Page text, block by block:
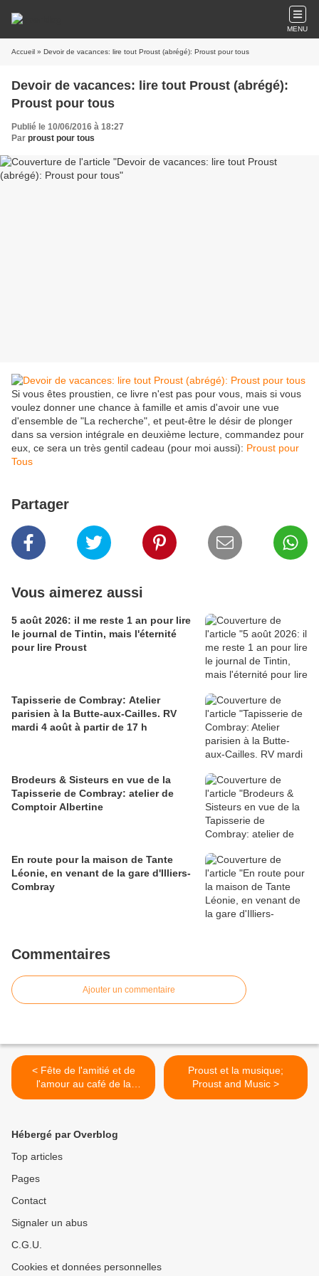
MENU
Accueil » Devoir de vacances: lire tout Proust (abrégé): Proust pour tous
Devoir de vacances: lire tout Proust (abrégé):
Proust pour tous
Publié le 10/06/2016 à 18:27
Par proust pour tous
Si vous êtes proustien, ce livre n'est pas pour vous, mais si vous
voulez donner une chance à famille et amis d'avoir une vue
d'ensemble de "La recherche", et peut-être le désir de plonger
dans sa version intégrale en deuxième lecture, commandez pour
eux, ce sera un très gentil cadeau (pour moi aussi): Proust pour
Tous
Partager
Vous aimerez aussi
5 août 2026: il me reste 1 an pour lire
le journal de Tintin, mais l'éternité
pour lire Proust
Tapisserie de Combray: Atelier
parisien à la Butte-aux-Cailles. RV
mardi 4 août à partir de 17 h
Brodeurs & Sisteurs en vue de la
Tapisserie de Combray: atelier de
Comptoir Albertine
En route pour la maison de Tante
Léonie, en venant de la gare d'Illiers-
Combray
Commentaires
Ajouter un commentaire
< Fête de l'amitié et de
l'amour au café de la
mairie, quelques photos
Proust et la musique;
Proust and Music >
Hébergé par Overblog
Top articles
Pages
Contact
Signaler un abus
C.G.U.
Cookies et données personnelles